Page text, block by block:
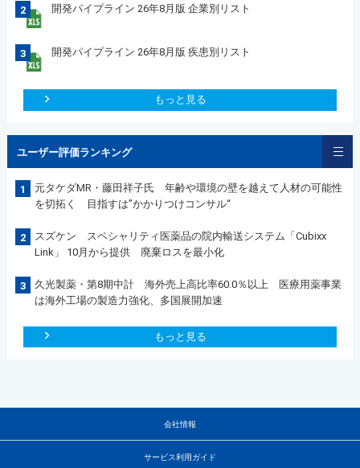
2 開発パイプライン 26年8月版 企業別リスト
3 開発パイプライン 26年8月版 疾患別リスト
もっと見る
ユーザー評価ランキング
1
元タケダMR・藤田祥子氏 年齢や環境の壁を越えて人材の可能性
を切拓く 目指すは”かかりつけコンサル“
2
スズケン スペシャリティ医薬品の院内輸送システム「Cubixx
Link」 10月から提供 廃棄ロスを最小化
3
久光製薬・第8期中計 海外売上高比率60.0％以上 医療用薬事業
は海外工場の製造力強化、多国展開加速
もっと見る
会社情報
サービス利用ガイド